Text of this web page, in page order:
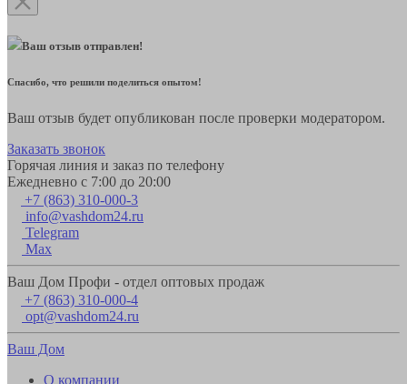
Ваш отзыв отправлен!
Спасибо, что решили поделиться опытом!
Ваш отзыв будет опубликован после проверки модератором.
Заказать звонок
Горячая линия и заказ по телефону
Ежедневно с 7:00 до 20:00
+7 (863) 310-000-3
info@vashdom24.ru
Telegram
Max
Ваш Дом Профи - отдел оптовых продаж
+7 (863) 310-000-4
opt@vashdom24.ru
Ваш Дом
О компании